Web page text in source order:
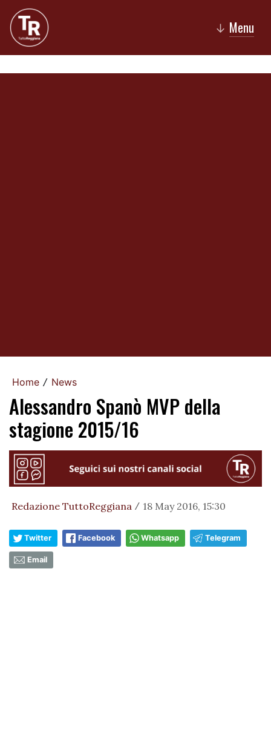
↓ Menu
Home / News
Alessandro Spanò MVP della
stagione 2015/16
Redazione TuttoReggiana / 18 May 2016, 15:30
Twitter Facebook Whatsapp Telegram
Email